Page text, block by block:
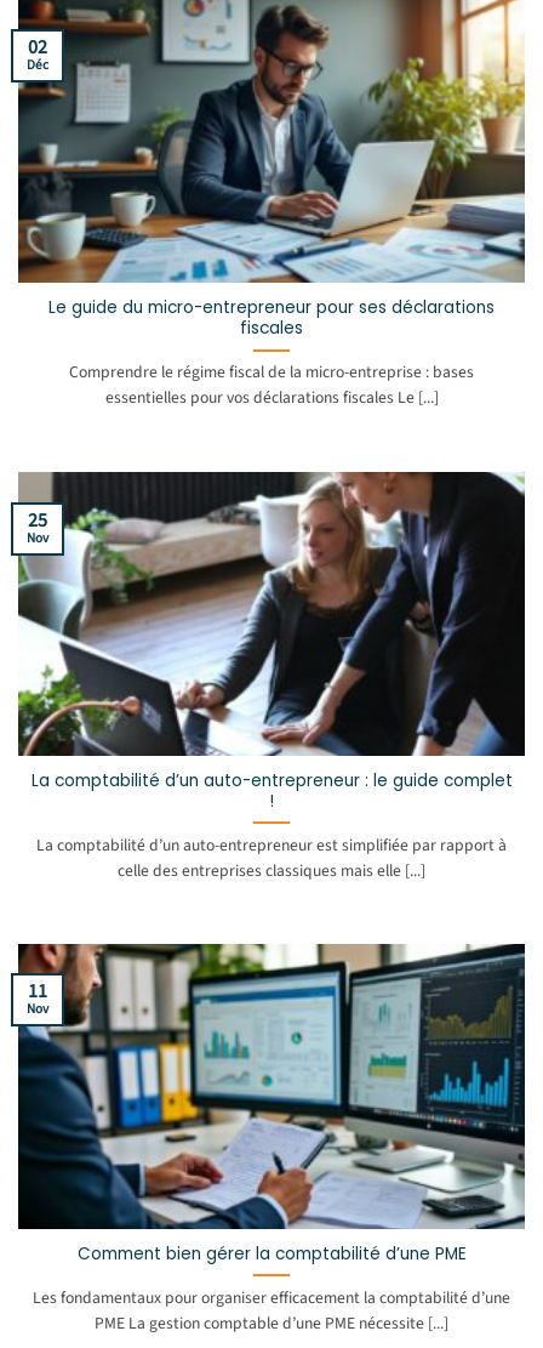
Le guide du micro-entrepreneur pour ses déclarations
fiscales
Comprendre le régime fiscal de la micro-entreprise : bases
essentielles pour vos déclarations fiscales Le [...]
02
Déc
La comptabilité d’un auto-entrepreneur : le guide complet
!
La comptabilité d’un auto-entrepreneur est simplifiée par rapport à
celle des entreprises classiques mais elle [...]
25
Nov
Comment bien gérer la comptabilité d’une PME
Les fondamentaux pour organiser efficacement la comptabilité d’une
PME La gestion comptable d’une PME nécessite [...]
11
Nov